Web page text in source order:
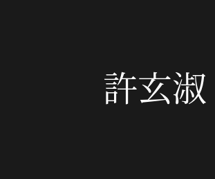
許玄淑